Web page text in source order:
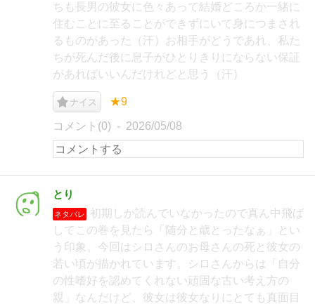
ちも長男の彼女に色々あって結婚どころか一緒に
住むことに至ることができずにいて身につまされ
るものがあった（汗）お相手がどうであれ、私た
ちが死んだ後に息子がひとりきりにならない保証
があればいいんだけれどと思う（汗）
ナイス ★9
コメント(0) 2026/05/08
とり
ネタバレ
初期しか読んでいなかったので真ん中飛ば
してこの巻を見たら「随分と歳とったなぁ」とい
う印象。今回はシロさんのお母さんの死と彼女の
若い頃が描かれています。シロさんからは「自分
の性嗜好を認めてくれない頑固な古い考え方の
親」なんだけど、彼女は彼女なりにとても真面目